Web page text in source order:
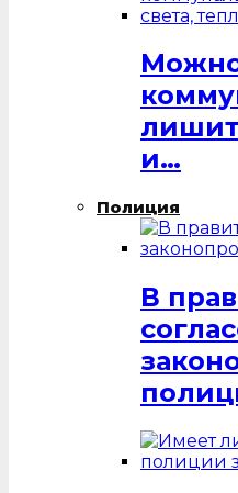
и…
Полиция
В